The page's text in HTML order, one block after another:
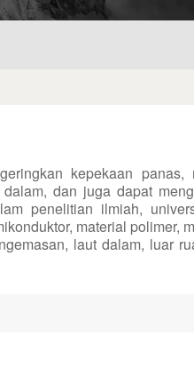
kepekaan panas,
dan juga dapat
penelitian ilmiah,
material polimer,
laut dalam, luar